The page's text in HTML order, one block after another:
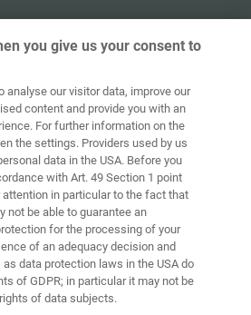
Impresszum Adatvédelem
Süti-irányelvek Bejelentkezés
Accessibility
Statement
Sütibeállítások
you give us your consent to
analyse our visitor data, improve our
content and provide you with an
For further information on the
the settings. Providers used by us
data in the USA. Before you
with Art. 49 Section 1 point
attention in particular to the fact that
not be able to guarantee an
for the processing of your
of an adequacy decision and
data protection laws in the USA do
of GDPR; in particular it may not be
of data subjects.